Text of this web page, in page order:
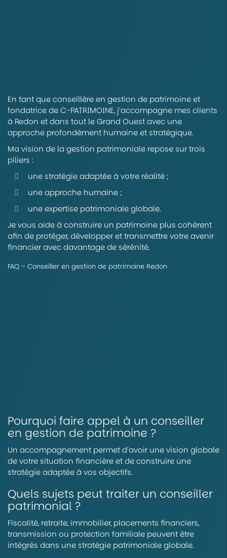
En tant que conseillère en gestion de patrimoine et
fondatrice de C-PATRIMOINE, j’accompagne mes clients
à Redon et dans tout le Grand Ouest avec une
approche profondément humaine et stratégique.
Ma vision de la gestion patrimoniale repose sur trois
piliers :
une stratégie adaptée à votre réalité ;
une approche humaine ;
une expertise patrimoniale globale.
Je vous aide à construire un patrimoine plus cohérent
afin de protéger, développer et transmettre votre avenir
financier avec davantage de sérénité.
FAQ – Conseiller en gestion de patrimoine Redon
Pourquoi faire appel à un conseiller
en gestion de patrimoine ?
Un accompagnement permet d’avoir une vision globale
de votre situation financière et de construire une
stratégie adaptée à vos objectifs.
Quels sujets peut traiter un conseiller
patrimonial ?
Fiscalité, retraite, immobilier, placements financiers,
transmission ou protection familiale peuvent être
intégrés dans une stratégie patrimoniale globale.